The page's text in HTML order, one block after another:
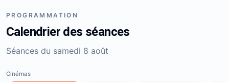
PROGRAMMATION
Calendrier des séances
Séances du samedi 8 août
Cinémas